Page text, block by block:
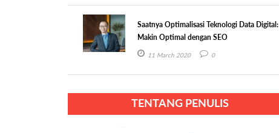
Saatnya Optimalisasi Teknologi Data Digital:
Makin Optimal dengan SEO
11 March 2020 0
TENTANG PENULIS